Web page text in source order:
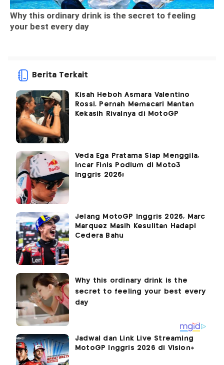
Berita Terkait
Kisah Heboh Asmara Valentino
Rossi, Pernah Memacari Mantan
Kekasih Rivalnya di MotoGP
Veda Ega Pratama Siap Menggila,
Incar Finis Podium di Moto3
Inggris 2026!
Jelang MotoGP Inggris 2026, Marc
Marquez Masih Kesulitan Hadapi
Cedera Bahu
Jadwal dan Link Live Streaming
MotoGP Inggris 2026 di Vision+